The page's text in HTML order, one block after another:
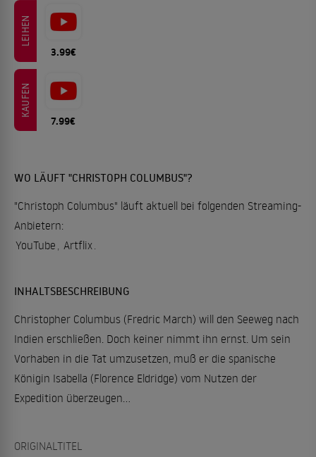
LEIHEN
3.99€
KAUFEN
7.99€
WO LÄUFT "CHRISTOPH COLUMBUS"?
"Christoph Columbus" läuft aktuell bei folgenden Streaming-
Anbietern:
YouTube
Artflix
INHALTSBESCHREIBUNG
Christopher Columbus (Fredric March) will den Seeweg nach
Indien erschließen. Doch keiner nimmt ihn ernst. Um sein
Vorhaben in die Tat umzusetzen, muß er die spanische
Königin Isabella (Florence Eldridge) vom Nutzen der
Expedition überzeugen...
ORIGINALTITEL